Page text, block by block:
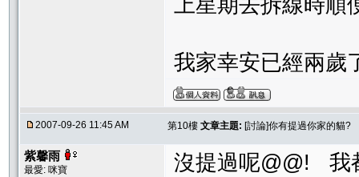
上星期去拆線時順
我家幸安已經兩歲
2007-09-26 11:45 AM 第10樓 文章主題: [討論]你有提過你家的貓?
紫馨雨
最愛: 咪寶
沒提過呢@@! 我